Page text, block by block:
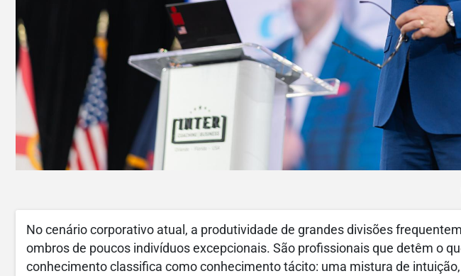
No cenário corporativo atual, a produtividade de grandes divisões
ombros de poucos indivíduos excepcionais. São profissionais que detêm o
conhecimento classifica como conhecimento tácito: uma mistura de